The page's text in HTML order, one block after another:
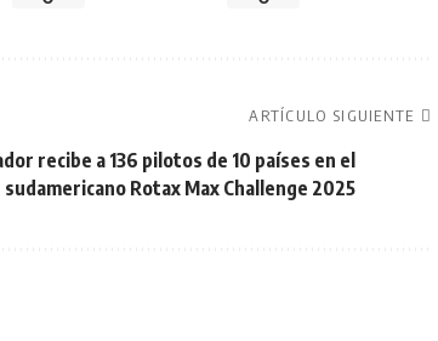
ARTÍCULO SIGUIENTE
recibe a 136 pilotos de 10 países en el
sudamericano Rotax Max Challenge 2025